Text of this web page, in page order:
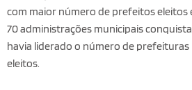
com maior número de prefeitos eleitos
70 administrações municipais
havia liderado o número de prefeituras
eleitos.